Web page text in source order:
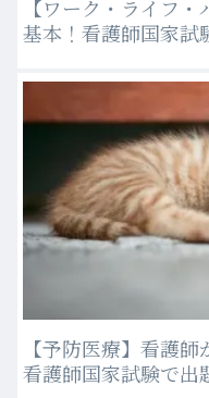
【ワーク・ライフ
基本！看護師国家試
【予防医療】看護
看護師国家試験で出